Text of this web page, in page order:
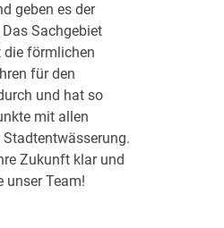
r
A
u
s
s
c
h
e
i
geben es der
Sachgebiet
die förmlichen
für den
und hat so
mit allen
Stadtentwässerung.
Zukunft klar und
unser Team!